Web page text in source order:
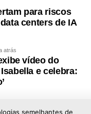
para riscos
centers de IA
atrás
vídeo do
e celebra:
semelhantes de